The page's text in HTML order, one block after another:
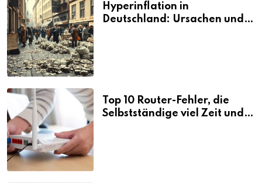
Hyperinflation in
Deutschland: Ursachen und
Top 10 Router-Fehler, die
Selbstständige viel Zeit und